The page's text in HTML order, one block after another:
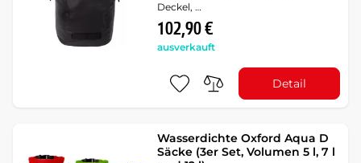
Deckel, …
102,90 €
ausverkauft
Detail
Wasserdichte Oxford Aqua D
Säcke (3er Set, Volumen 5 l, 7 l